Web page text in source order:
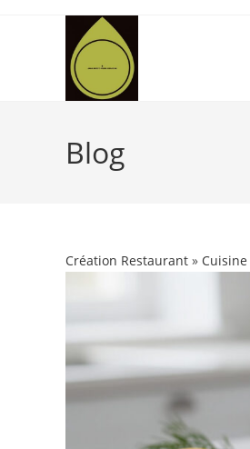
Blog
Création Restaurant » Cuisine